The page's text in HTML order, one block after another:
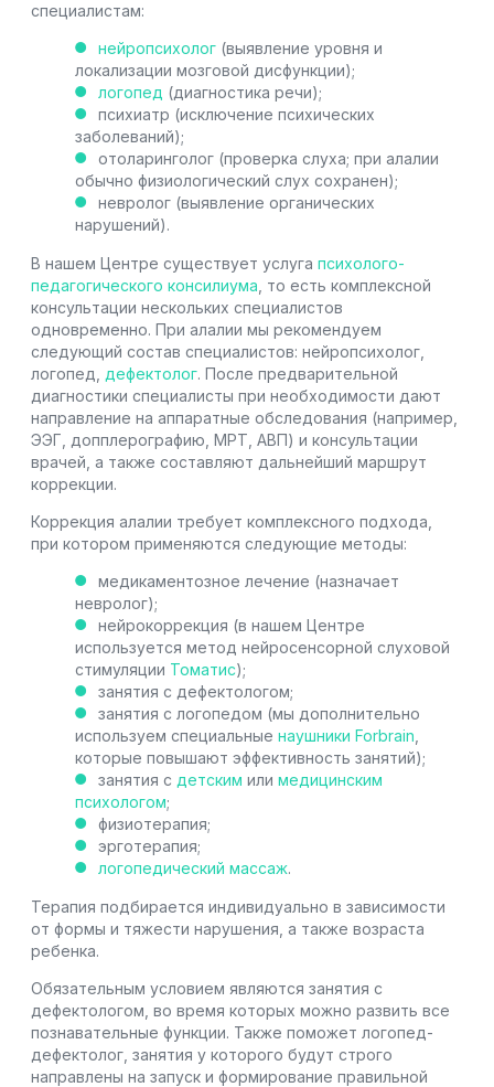
специалистам:
нейропсихолог (выявление уровня и
локализации мозговой дисфункции);
логопед (диагностика речи);
психиатр (исключение психических
заболеваний);
отоларинголог (проверка слуха; при алалии
обычно физиологический слух сохранен);
невролог (выявление органических
нарушений).
В нашем Центре существует услуга психолого-
педагогического консилиума , то есть комплексной
консультации нескольких специалистов
одновременно. При алалии мы рекомендуем
следующий состав специалистов: нейропсихолог,
логопед, дефектолог. После предварительной
диагностики специалисты при необходимости дают
направление на аппаратные обследования (например,
ЭЭГ, допплерографию, МРТ, АВП) и консультации
врачей, а также составляют дальнейший маршрут
коррекции.
Коррекция алалии требует комплексного подхода,
при котором применяются следующие методы:
медикаментозное лечение (назначает
невролог);
нейрокоррекция (в нашем Центре
используется метод нейросенсорной слуховой
стимуляции Томатис);
занятия с дефектологом;
занятия с логопедом (мы дополнительно
используем специальные наушники Forbrain
которые повышают эффективность занятий);
занятия с детским или медицинским
психологом;
физиотерапия;
эрготерапия;
логопедический массаж.
Терапия подбирается индивидуально в зависимости
от формы и тяжести нарушения, а также возраста
ребенка.
Обязательным условием являются занятия с
дефектологом, во время которых можно развить все
познавательные функции. Также поможет логопед-
дефектолог, занятия у которого будут строго
направлены на запуск и формирование правильной